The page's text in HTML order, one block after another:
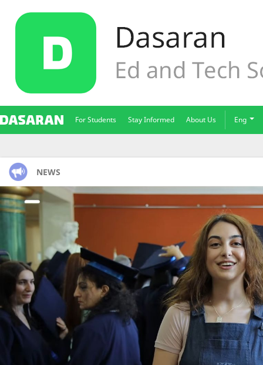
For Students Stay Informed About Us Eng
NEWS